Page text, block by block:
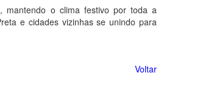
mantendo o clima festivo por toda a
e cidades vizinhas se unindo para
Voltar